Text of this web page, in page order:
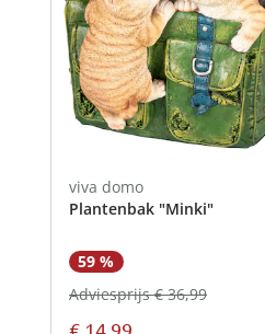
viva domo
Plantenbak "Minki"
59 %
€ 14,99
Adviesprijs € 36,99